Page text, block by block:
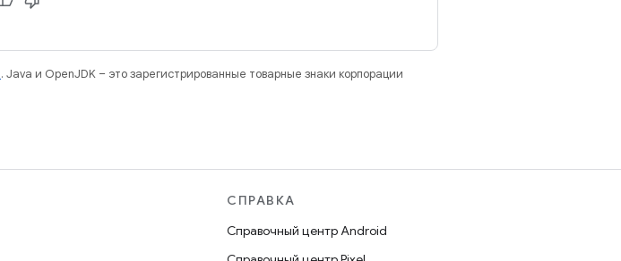
. Java и OpenJDK – это зарегистрированные товарные знаки корпорации
СПРАВКА
Справочный центр Android